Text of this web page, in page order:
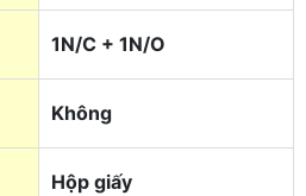
1N/C + 1N/O
Không
Hộp giấy